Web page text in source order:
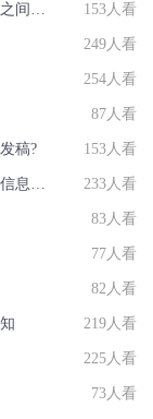
[营销技巧]一站式发新闻平台怎么与公司个体之间树立信任？ 153人看
249人看
254人看
87人看
稿? 153人看
[营销技巧]钢管钢制作的管材企业怎样在权威信息门户网站发稿? 233人看
83人看
77人看
82人看
219人看
225人看
73人看